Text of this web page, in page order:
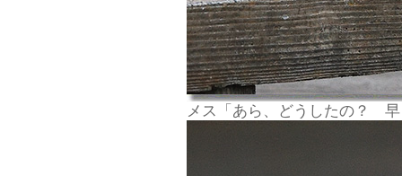
メス「あら、どうしたの？